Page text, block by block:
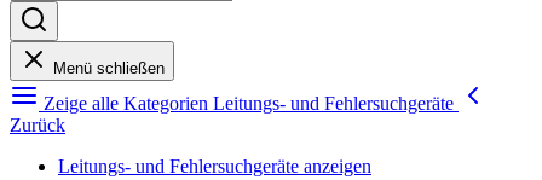
Menü schließen
Zeige alle Kategorien Leitungs- und Fehlersuchgeräte
Zurück
Leitungs- und Fehlersuchgeräte anzeigen